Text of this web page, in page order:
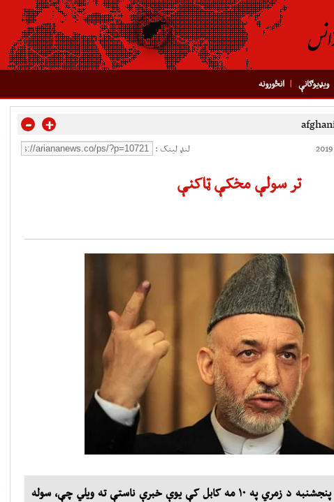
ویډیوګانې انځورونه
- +
لنډ لینک :
تر سولې مخکې ټاکنې
آریانانیوز: حامد کرزي پرون پنجشنبه د زمري په ۱۰ مه کابل کې یوې خبرې ناستې ته ویلي چې، سوله